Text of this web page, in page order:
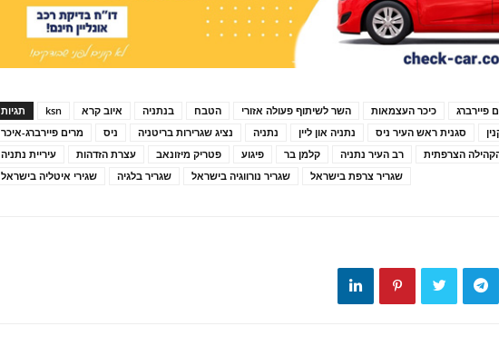
תגיות ksn איוב קרא בנתניה הטבח השר לשיתוף פעולה אזורי כיכר העצמאות
פיירברג
מרים פיירברג-איכר
ניס נציג שגרירות בריטניה נתניה נתניה און ליין סגנית ראש העיר ניס
עיריית נתניה
עצרת הזדהות פטריק מיזונאב פיגוע קלמן בר רב העיר נתניה
הצרפתית
שגירי איטליה בישראל
שגריר בלגיה שגריר נורווגיה בישראל שגריר צרפת בישראל